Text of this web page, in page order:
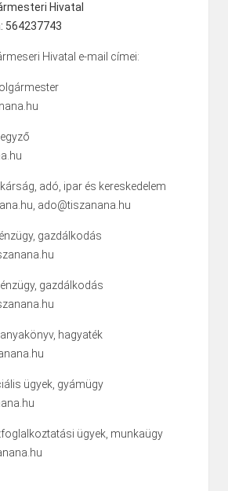
Hivatal
564237743
Hivatal e-mail címei:
adó, ipar és kereskedelem
ado@tiszanana.hu
gazdálkodás
gazdálkodás
hagyaték
ügyek, gyámügy
ügyek, munkaügy